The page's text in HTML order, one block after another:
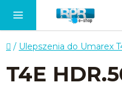
Home
/ Ulepszenia do Umarex
T4E